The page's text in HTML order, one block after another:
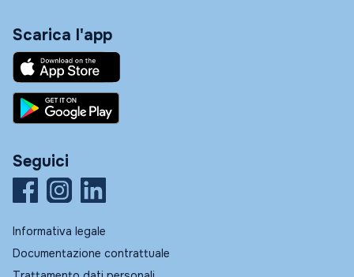
Scarica l'app
Seguici
Informativa legale
Documentazione contrattuale